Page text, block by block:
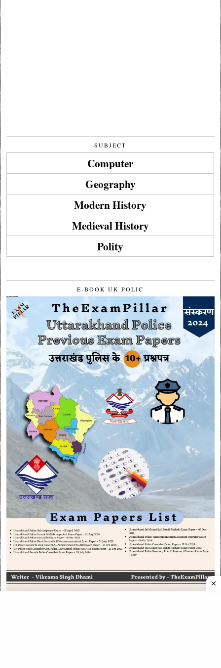
SUBJECT
Computer
Geography
Modern History
Medieval History
Polity
E-BOOK UK POLIC